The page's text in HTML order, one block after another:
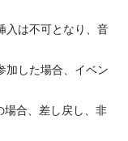
入は不可となり、音
加した場合、イベン
合、差し戻し、非